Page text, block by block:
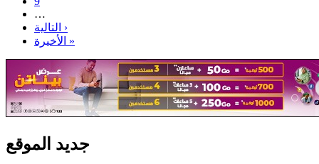
…
التالية ›
الأخيرة »
جديد الموقع